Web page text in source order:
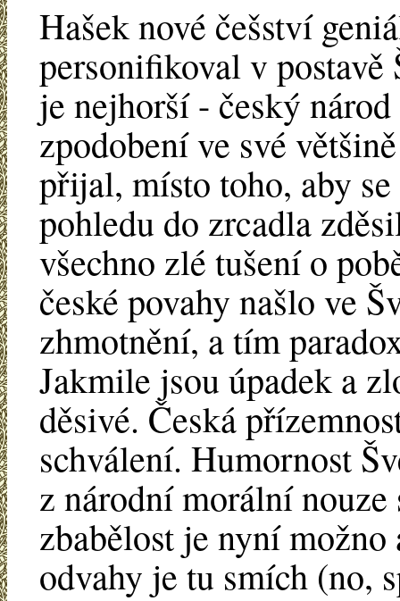
Hašek nové češství
personifikoval v postavě
je nejhorší - český
zpodobení ve své
přijal, místo toho, aby
pohledu do zrcadla
všechno zlé tušení o
české povahy našlo ve
zhmotnění, a tím
Jakmile jsou úpadek a
děsivé. Česká
schválení. Humornost
z národní morální
zbabělost je nyní
odvahy je tu smích (no,